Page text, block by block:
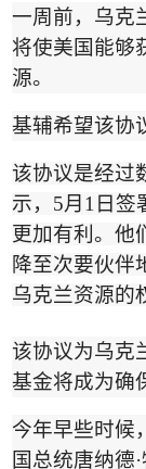
一周前，乌克
将使美国能够
源。
基辅希望该协
该协议是经过
示， 5月 1 日签
更加有利。他
降至次要伙伴
乌克兰资源的
该协议为乌克
基金将成为确
今年早些时候
国总统唐纳德·